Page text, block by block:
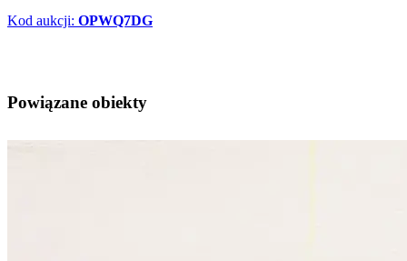
Kod aukcji: OPWQ7DG
Powiązane obiekty